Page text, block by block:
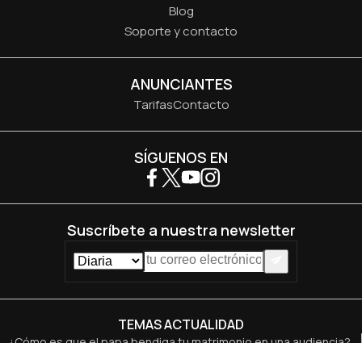
Blog
Soporte y contacto
ANUNCIANTES
TarifasContacto
TEMAS ACTUALIDAD
SÍGUENOS EN
Suscríbete a nuestra newsletter